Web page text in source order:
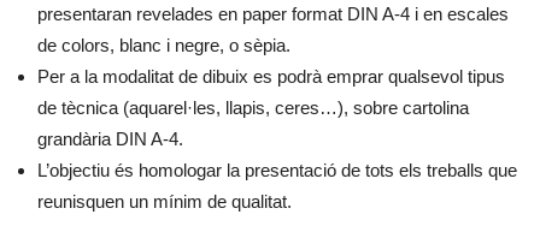
presentaran revelades en paper format DIN A-4 i en escales
de colors, blanc i negre, o sèpia.
Per a la modalitat de dibuix es podrà emprar qualsevol tipus
de tècnica (aquarel·les, llapis, ceres…), sobre cartolina
grandària DIN A-4.
L’objectiu és homologar la presentació de tots els treballs que
reunisquen un mínim de qualitat.